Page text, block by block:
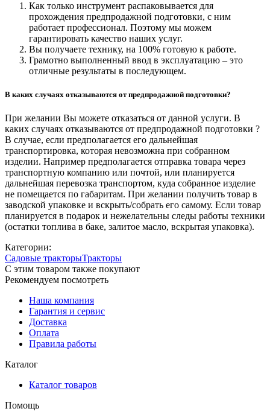
Как только инструмент распаковывается для
прохождения предпродажной подготовки, с ним
работает профессионал. Поэтому мы можем
гарантировать качество наших услуг.
Вы получаете технику, на 100% готовую к работе.
Грамотно выполненный ввод в эксплуатацию – это
отличные результаты в последующем.
В каких случаях отказываются от предпродажной подготовки?
При желании Вы можете отказаться от данной услуги. В
каких случаях отказываются от предпродажной подготовки ?
В случае, если предполагается его дальнейшая
транспортировка, которая невозможна при собранном
изделии. Например предполагается отправка товара через
транспортную компанию или почтой, или планируется
дальнейшая перевозка транспортом, куда собранное изделие
не помещается по габаритам. При желании получить товар в
заводской упаковке и вскрыть/собрать его самому. Если товар
планируется в подарок и нежелательны следы работы техники
(остатки топлива в баке, залитое масло, вскрытая упаковка).
Категории:
Садовые тракторыТракторы
С этим товаром также покупают
Рекомендуем посмотреть
Наша компания
Гарантия и сервис
Доставка
Оплата
Правила работы
Каталог
Каталог товаров
Помощь